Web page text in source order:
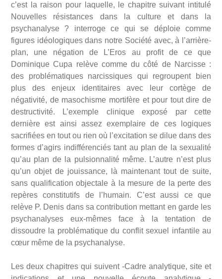
c’est la raison pour laquelle, le chapitre suivant intitulé
Nouvelles résistances dans la culture et dans la
psychanalyse ? interroge ce qui se déploie comme
figures idéologiques dans notre Société avec, à l’arrière-
plan, une négation de L’Eros au profit de ce que
Dominique Cupa relève comme du côté de Narcisse :
des problématiques narcissiques qui regroupent bien
plus des enjeux identitaires avec leur cortège de
négativité, de masochisme mortifère et pour tout dire de
destructivité. L’exemple clinique exposé par cette
dernière est ainsi assez exemplaire de ces logiques
sacrifiées en tout ou rien où l’excitation se dilue dans des
formes d’agirs indifférenciés tant au plan de la sexualité
qu’au plan de la pulsionnalité même. L’autre n’est plus
qu’un objet de jouissance, là maintenant tout de suite,
sans qualification objectale à la mesure de la perte des
repères constitutifs de l’humain. C’est aussi ce que
relève P. Denis dans sa contribution mettant en garde les
psychanalyses eux-mêmes face à la tentation de
dissoudre la problématique du conflit sexuel infantile au
cœur même de la psychanalyse.
Les deux chapitres qui suivent -Cadre analytique, site et